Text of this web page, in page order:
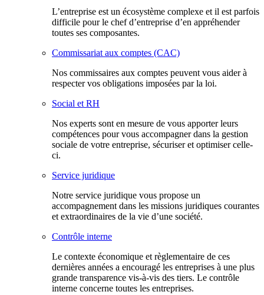
L’entreprise est un écosystème complexe et il est parfois
difficile pour le chef d’entreprise d’en appréhender
toutes ses composantes.
Commissariat aux comptes (CAC)
Nos commissaires aux comptes peuvent vous aider à
respecter vos obligations imposées par la loi.
Social et RH
Nos experts sont en mesure de vous apporter leurs
compétences pour vous accompagner dans la gestion
sociale de votre entreprise, sécuriser et optimiser celle-
ci.
Service juridique
Notre service juridique vous propose un
accompagnement dans les missions juridiques courantes
et extraordinaires de la vie d’une société.
Contrôle interne
Le contexte économique et règlementaire de ces
dernières années a encouragé les entreprises à une plus
grande transparence vis-à-vis des tiers. Le contrôle
interne concerne toutes les entreprises.